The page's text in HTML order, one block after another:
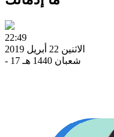
22:49
الاثنين 22 أبريل 2019
- 17 شعبان 1440 هـ